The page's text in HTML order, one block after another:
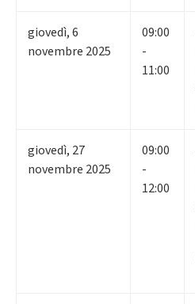
giovedì,6
novembre 2025
09:00
-
11:00
giovedì, 27
novembre 2025
09:00
-
12:00